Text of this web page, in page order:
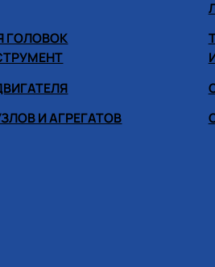
ГОЛОВОК
И АГРЕГАТОВ